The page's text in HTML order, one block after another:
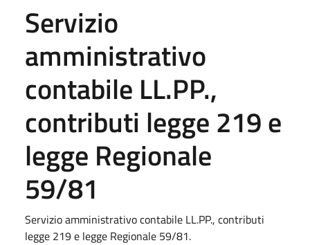
Servizio
amministrativo
contabile LL.PP.,
contributi legge 219 e
legge Regionale
59/81
Servizio amministrativo contabile LL.PP., contributi
legge 219 e legge Regionale 59/81.